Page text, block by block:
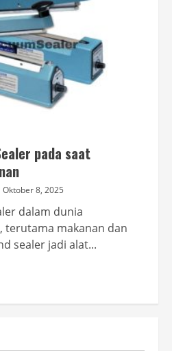
pada saat
Oktober 8, 2025
dalam dunia
terutama makanan dan
sealer jadi alat...